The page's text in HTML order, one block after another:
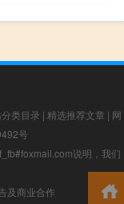
类目录 | 精选推荐文章 | 网
号
说明，我们
及商业合作